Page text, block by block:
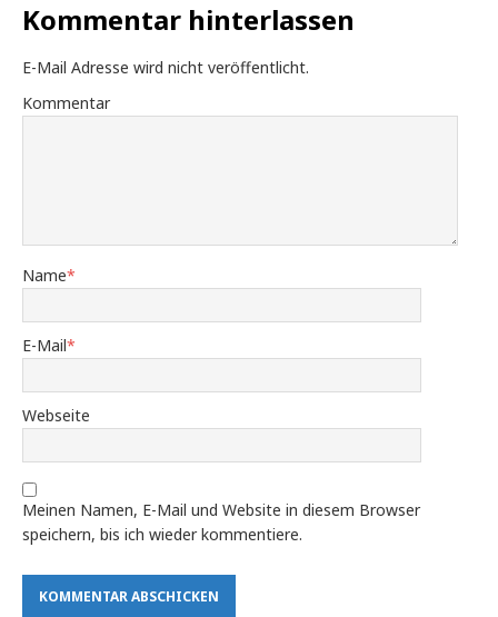
Kommentar hinterlassen
E-Mail Adresse wird nicht veröffentlicht.
Kommentar
Name*
E-Mail*
Webseite
Meinen Namen, E-Mail und Website in diesem Browser
speichern, bis ich wieder kommentiere.